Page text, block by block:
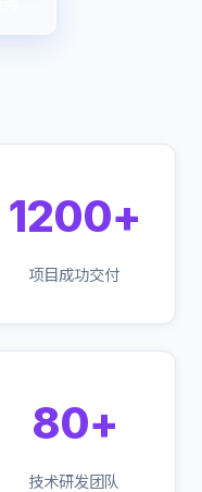
1200+
项目成功交付
80+
技术研发团队